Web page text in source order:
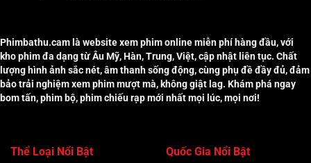
Phimbathu.cam là website xem phim online miễn phí hàng đầu, với
kho phim đa dạng từ Âu Mỹ, Hàn, Trung, Việt, cập nhật liên tục. Chất
lượng hình ảnh sắc nét, âm thanh sống động, cùng phụ đề đầy đủ, đảm
bảo trải nghiệm xem phim mượt mà, không giật lag. Khám phá ngay
bom tấn, phim bộ, phim chiếu rạp mới nhất mọi lúc, mọi nơi!
Thể Loại Nổi Bật
Quốc Gia Nổi Bật